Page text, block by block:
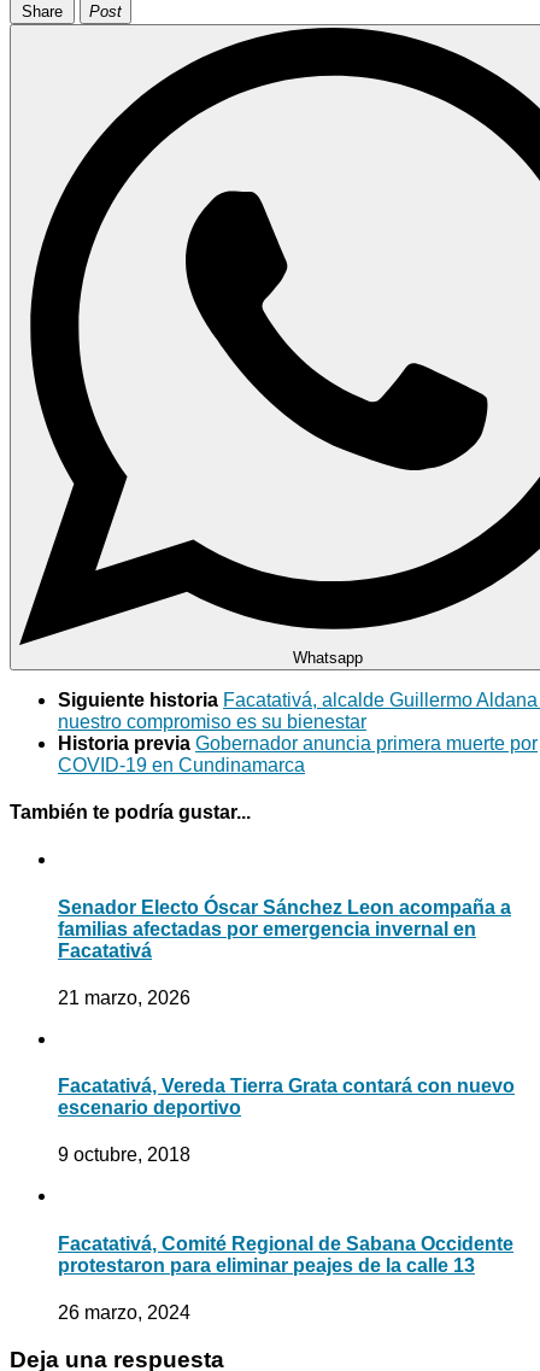
Share Post
Whatsapp
Siguiente historia Facatativá, alcalde Guillermo Aldana
nuestro compromiso es su bienestar
Historia previa Gobernador anuncia primera muerte por
COVID-19 en Cundinamarca
También te podría gustar...
Senador Electo Óscar Sánchez Leon acompaña a
familias afectadas por emergencia invernal en
Facatativá
21 marzo, 2026
Facatativá, Vereda Tierra Grata contará con nuevo
escenario deportivo
9 octubre, 2018
Facatativá, Comité Regional de Sabana Occidente
protestaron para eliminar peajes de la calle 13
26 marzo, 2024
Deja una respuesta